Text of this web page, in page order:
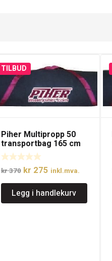
TILBUD
Piher Multipropp 50
transportbag 165 cm
kr370 Opprinnelig
pris
var:
kr 370.
kr 275Nåværende
pris
er:
kr 275.
inkl.mva.
Legg i handlekurv